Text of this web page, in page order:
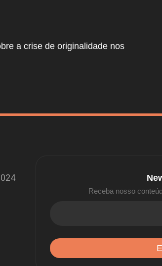
a crise de originalidade nos
Receba nosso